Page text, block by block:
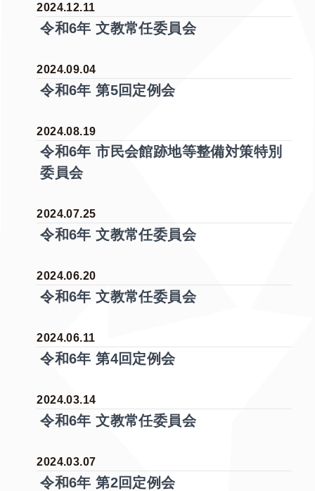
2024.12.11
令和6年 文教常任委員会
2024.09.04
令和6年 第5回定例会
2024.08.19
令和6年 市民会館跡地等整備対策特別
委員会
2024.07.25
令和6年 文教常任委員会
2024.06.20
令和6年 文教常任委員会
2024.06.11
令和6年 第4回定例会
2024.03.14
令和6年 文教常任委員会
2024.03.07
令和6年 第2回定例会